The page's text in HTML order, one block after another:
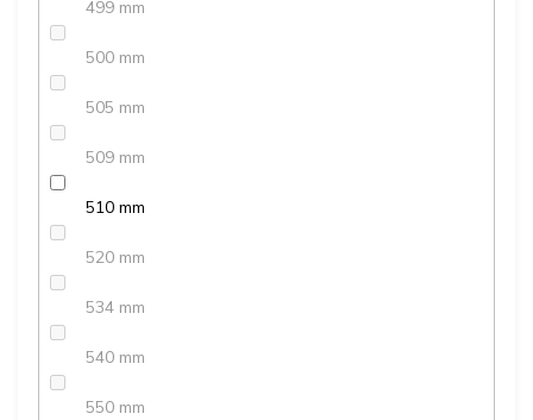
499 mm
500 mm
505 mm
509 mm
510 mm
520 mm
534 mm
540 mm
550 mm